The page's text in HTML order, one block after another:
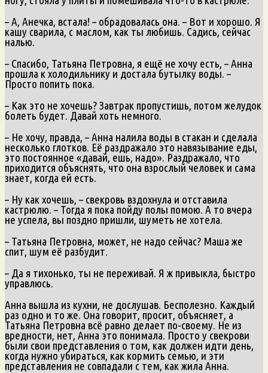
– А, Анечка, встала! – обрадовалась она. – Вот и хорошо. Я
кашу сварила, с маслом, как ты любишь. Садись, сейчас
налью.
– Спасибо, Татьяна Петровна, я ещё не хочу есть, – Анна
прошла к холодильнику и достала бутылку воды. –
Просто попить пока.
– Как это не хочешь? Завтрак пропустишь, потом желудок
болеть будет. Давай хоть немного.
– Не хочу, правда, – Анна налила воды в стакан и сделала
несколько глотков. Её раздражало это навязывание еды,
это постоянное «давай, ешь, надо». Раздражало, что
приходится объяснять, что она взрослый человек и сама
знает, когда ей есть.
– Ну как хочешь, – свекровь вздохнула и отставила
кастрюлю. – Тогда я пока пойду полы помою. А то вчера
не успела, вы поздно пришли, шуметь не хотела.
– Татьяна Петровна, может, не надо сейчас? Маша же
спит, шум её разбудит.
– Да я тихонько, ты не переживай. Я ж привыкла, быстро
управлюсь.
Анна вышла из кухни, не дослушав. Бесполезно. Каждый
раз одно и то же. Она говорит, просит, объясняет, а
Татьяна Петровна всё равно делает по-своему. Не из
вредности, нет, Анна это понимала. Просто у свекрови
были свои представления о том, как должен идти день,
когда нужно убираться, как кормить семью, и эти
представления не совпадали с тем, как жила Анна.